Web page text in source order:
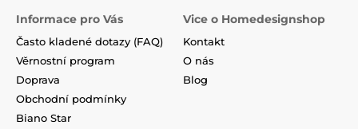
Informace pro Vás
Často kladené dotazy (FAQ)
Věrnostní program
Doprava
Obchodní podmínky
Biano Star
Vice o Homedesignshop
Kontakt
O nás
Blog